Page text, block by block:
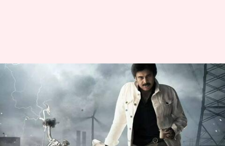
పవర్ స్టార్ కోసం పాట పూర్తి చేసిన రాక్
స్టార్?
వ్రాసిన వారు Sriram Pranateja Feb 13, 2023 04:53 pm
ఈ వార్తాకథనం ఏంటి